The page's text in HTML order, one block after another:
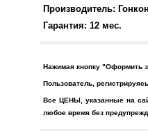
Производитель:
Гарантия: 12 мес.
Нажимая кнопку "Оформить
Пользователь,
Все ЦЕНЫ, указанные на
любое время без